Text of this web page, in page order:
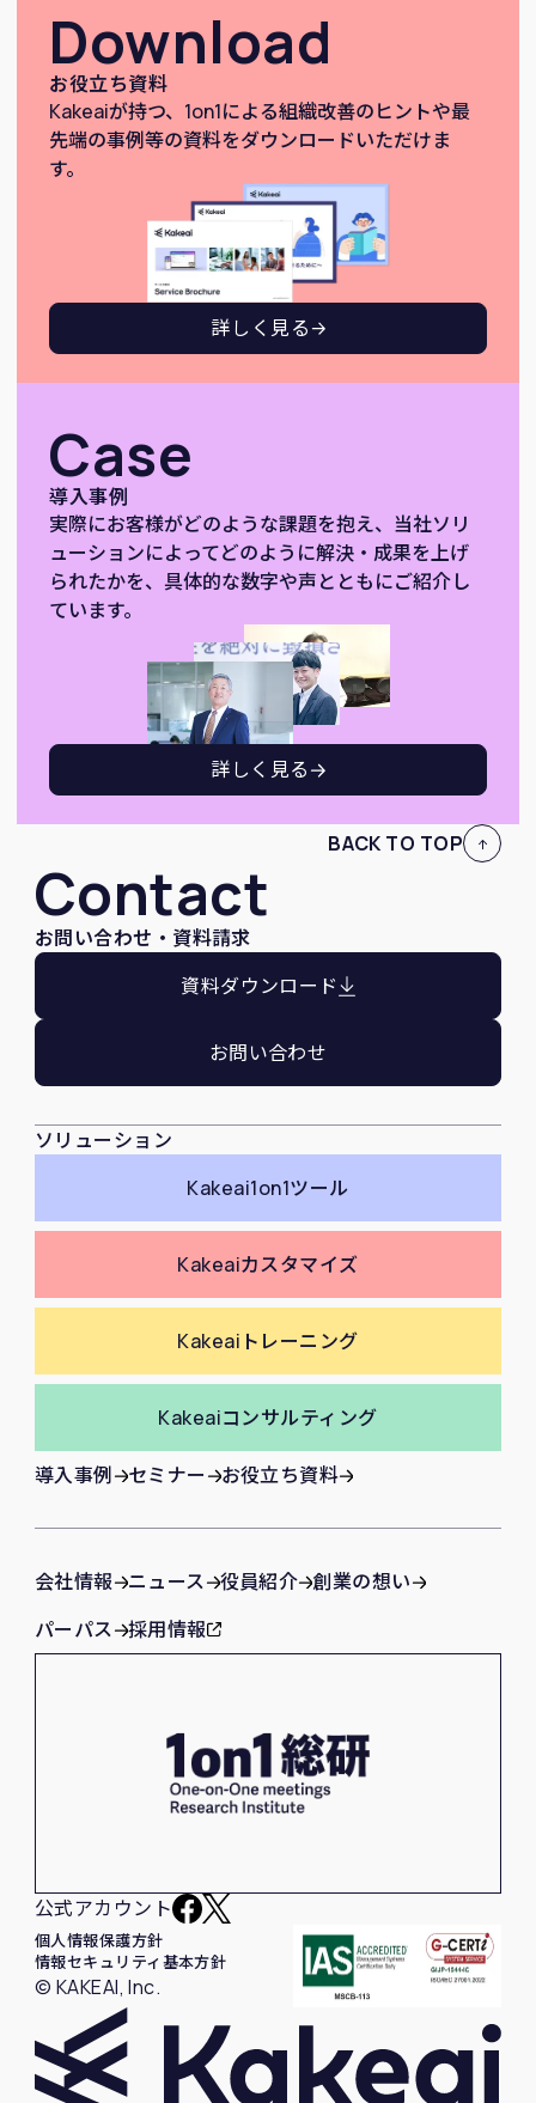
Download
お役立ち資料
Kakeaiが持つ、1on1による組織改善のヒントや最
先端の事例等の資料をダウンロードいただけま
す。
詳しく見る
Case
導入事例
実際にお客様がどのような課題を抱え、当社ソリ
ューションによってどのように解決・成果を上げ
られたかを、具体的な数字や声とともにご紹介し
ています。
詳しく見る
BACK TO TOP
Contact
お問い合わせ・資料請求
資料ダウンロード
お問い合わせ
ソリューション
Kakeai1on1ツール
Kakeaiカスタマイズ
Kakeai トレーニング
Kakeaiコンサルティング
導入事例 セミナー お役立ち資料
会社情報 ニュース 役員紹介 創業の想い
パーパス
採用情報
公式アカウント
個人情報保護方針
情報セキュリティ基本方針
© KAKEAI, Inc.